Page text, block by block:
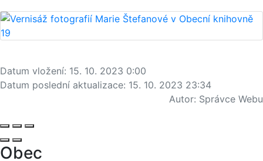
Datum vložení: 15. 10. 2023 0:00
Datum poslední aktualizace: 15. 10. 2023 23:34
Autor: Správce Webu
Obec